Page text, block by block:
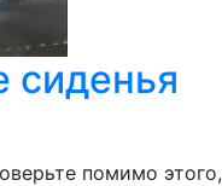
сиденья
помимо этого,